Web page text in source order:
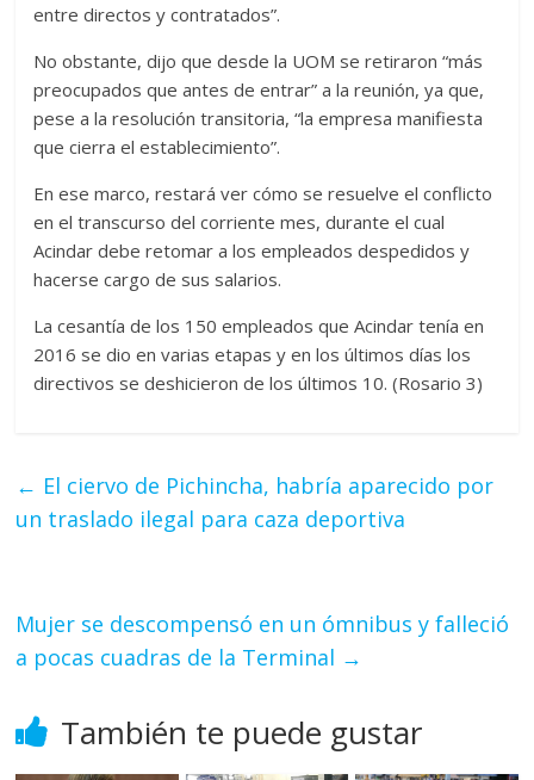
entre directos y contratados”.
No obstante, dijo que desde la UOM se retiraron “más
preocupados que antes de entrar” a la reunión, ya que,
pese a la resolución transitoria, “la empresa manifiesta
que cierra el establecimiento”.
En ese marco, restará ver cómo se resuelve el conflicto
en el transcurso del corriente mes, durante el cual
Acindar debe retomar a los empleados despedidos y
hacerse cargo de sus salarios.
La cesantía de los 150 empleados que Acindar tenía en
2016 se dio en varias etapas y en los últimos días los
directivos se deshicieron de los últimos 10. (Rosario 3)
← El ciervo de Pichincha, habría aparecido por
un traslado ilegal para caza deportiva
Mujer se descompensó en un ómnibus y falleció
a pocas cuadras de la Terminal →
También te puede gustar